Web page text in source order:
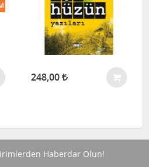
248,00
Haberdar Olun!